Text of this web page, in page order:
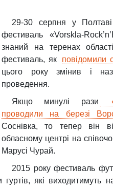
29-30 серпня у Полтаві
фестиваль «Vorskla-
знаний на теренах
фестиваль, як
повідомили
цього року змінив і
проведення.
Якщо минулі рази
проводили на березі
Соснівка, то тепер він
обласному центрі на
Марусі Чурай.
2015 року фестиваль
гуртів, які виходитимуть